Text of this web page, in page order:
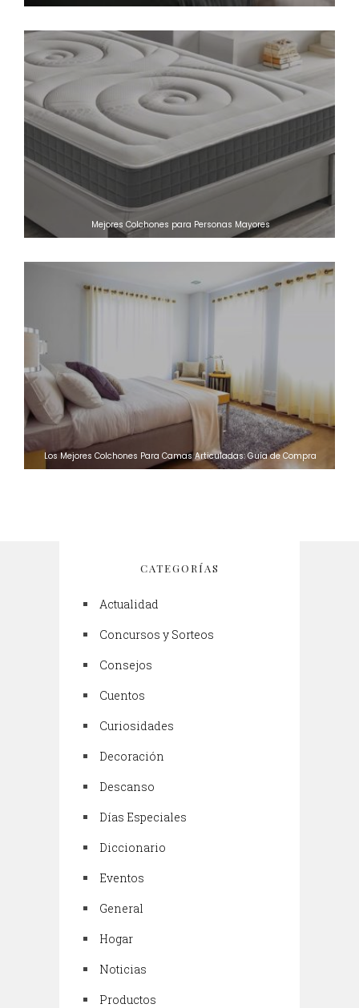
Mejores Colchones para Personas Mayores
Los Mejores Colchones Para Camas Articuladas: Guía de Compra
CATEGORÍAS
Actualidad
Concursos y Sorteos
Consejos
Cuentos
Curiosidades
Decoración
Descanso
Días Especiales
Diccionario
Eventos
General
Hogar
Noticias
Productos